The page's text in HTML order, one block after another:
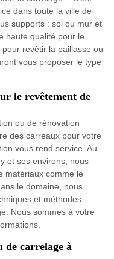
dans toute la ville de
supports : sol ou mur et
haute qualité pour le
revêtir la paillasse ou
vous proposer le type
le revêtement de
ou de rénovation
des carreaux pour votre
vous rend service. Au
et ses environs, nous
matériaux comme le
le domaine, nous
et méthodes
Nous sommes à votre
de carrelage à